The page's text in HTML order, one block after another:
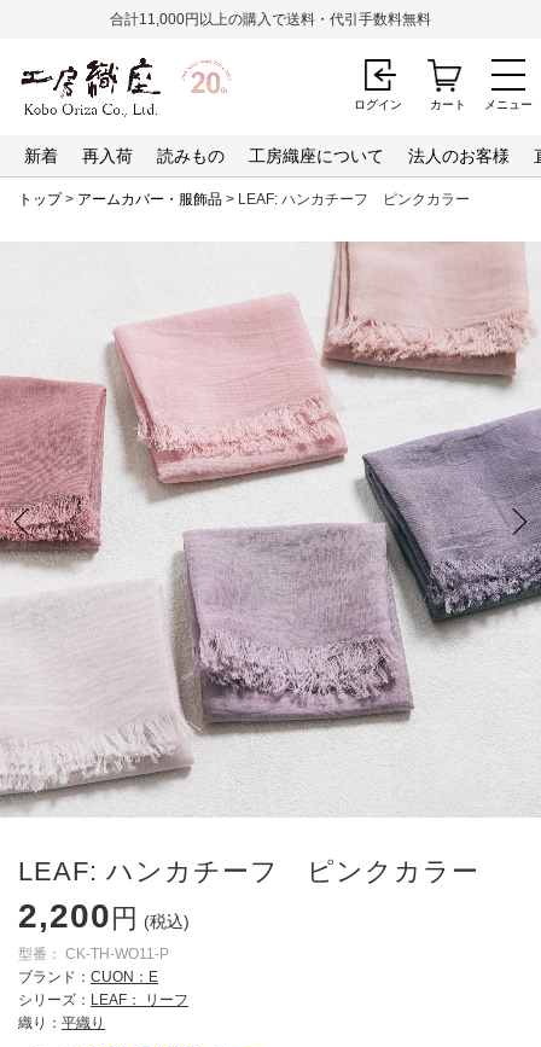
メニュー
合計11,000円以上の購入で送料・代引手数料無料
新着 再入荷 読みもの 工房織座について 法人のお客様
ログイン カート
トップ> アームカバー・服飾品 > LEAF: ハンカチーフ ピンクカラー
LEAF: ハンカチーフ ピンクカラー
2,200 円 (税込)
型番： CK-TH-WO11-P
ブランド： CUON：E
シリーズ： LEAF： リーフ
織り： 平織り